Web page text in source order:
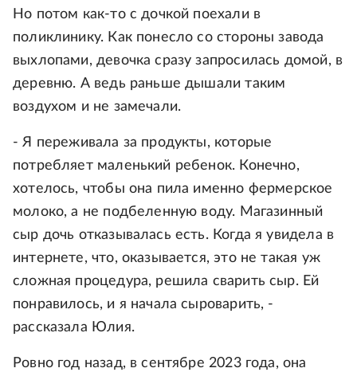
Но потом как-то с дочкой поехали в
поликлинику. Как понесло со стороны завода
выхлопами, девочка сразу запросилась домой, в
деревню. А ведь раньше дышали таким
воздухом и не замечали.
- Я переживала за продукты, которые
потребляет маленький ребенок. Конечно,
хотелось, чтобы она пила именно фермерское
молоко, а не подбеленную воду. Магазинный
сыр дочь отказывалась есть. Когда я увидела в
интернете, что, оказывается, это не такая уж
сложная процедура, решила сварить сыр. Ей
понравилось, и я начала сыроварить, -
рассказала Юлия.
Ровно год назад, в сентябре 2023 года, она